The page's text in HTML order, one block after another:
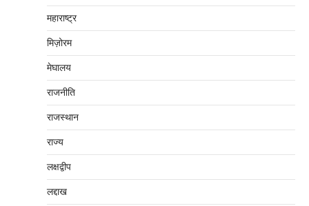
महाराष्‍ट्र
मिज़ोरम
मेघालय
राजनीति
राजस्थान
राज्य
लक्षद्वीप
लद्दाख